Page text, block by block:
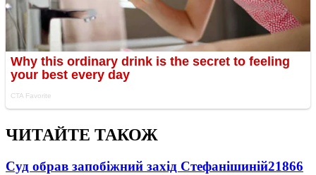
ЧИТАЙТЕ ТАКОЖ
Суд обрав запобіжний захід Стефанішиній21866